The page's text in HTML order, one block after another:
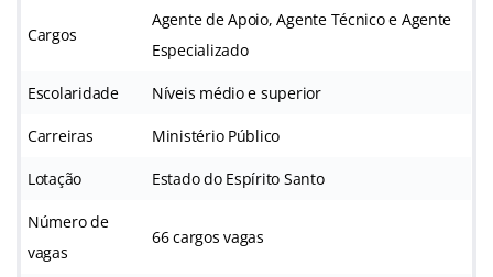
Cargos
Agente de Apoio, Agente Técnico e Agente
Especializado
Escolaridade Níveis médio e superior
Carreiras Ministério Público
Lotação Estado do Espírito Santo
Número de
vagas
66 cargos vagas